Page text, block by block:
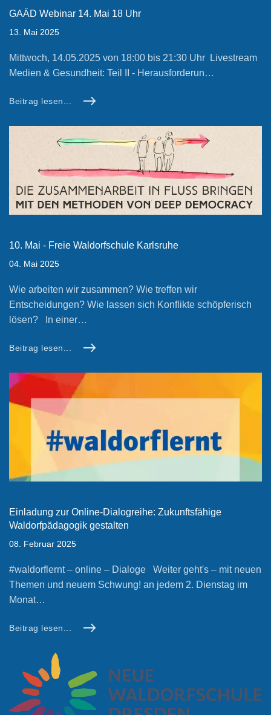
GAÄD Webinar 14. Mai 18 Uhr
13. Mai 2025
Mittwoch, 14.05.2025 von 18:00 bis 21:30 Uhr Livestream
Medien & Gesundheit: Teil II - Herausforderun…
Beitrag lesen...
10. Mai - Freie Waldorfschule Karlsruhe
04. Mai 2025
Wie arbeiten wir zusammen? Wie treffen wir
Entscheidungen? Wie lassen sich Konflikte schöpferisch
lösen? In einer…
Beitrag lesen...
Einladung zur Online-Dialogreihe: Zukunftsfähige
Waldorfpädagogik gestalten
08. Februar 2025
#waldorflernt – online – Dialoge Weiter geht's – mit neuen
Themen und neuem Schwung! an jedem 2. Dienstag im
Monat…
Beitrag lesen...